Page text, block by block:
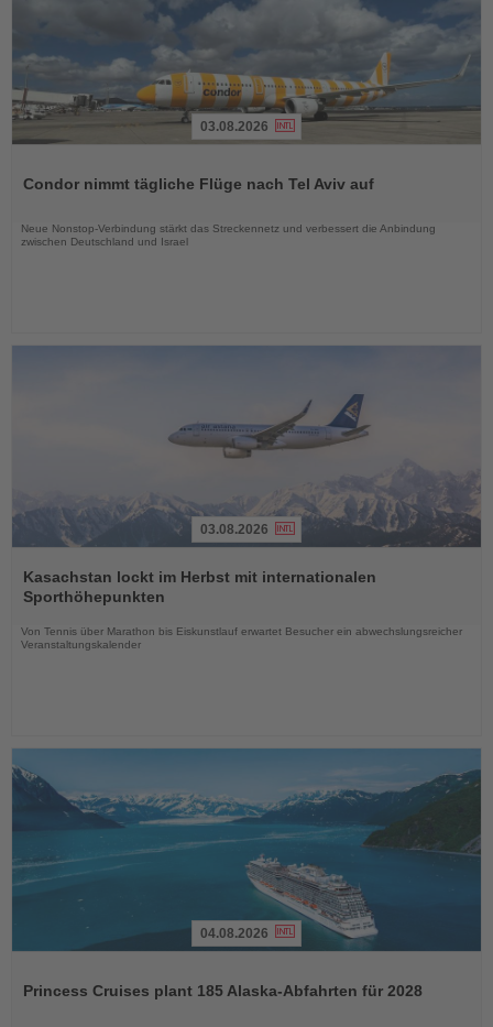
die
03.08.2026
Condor nimmt tägliche Flüge nach Tel Aviv auf
Neue Nonstop-Verbindung stärkt das Streckennetz und verbessert die Anbindung
zwischen Deutschland und Israel
Sie
die
Nachrichten
03.08.2026
Kasachstan lockt im Herbst mit internationalen
Sporthöhepunkten
Von Tennis über Marathon bis Eiskunstlauf erwartet Besucher ein abwechslungsreicher
Veranstaltungskalender
die
04.08.2026
Princess Cruises plant 185 Alaska-Abfahrten für 2028